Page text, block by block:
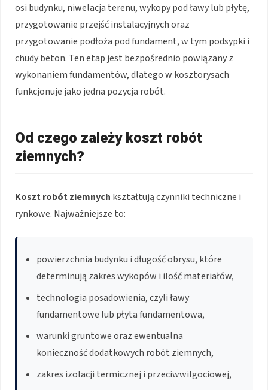
osi budynku, niwelacja terenu, wykopy pod ławy lub płytę,
przygotowanie przejść instalacyjnych oraz
przygotowanie podłoża pod fundament, w tym podsypki i
chudy beton. Ten etap jest bezpośrednio powiązany z
wykonaniem fundamentów, dlatego w kosztorysach
funkcjonuje jako jedna pozycja robót.
Od czego zależy koszt robót
ziemnych?
Koszt robót ziemnych kształtują czynniki techniczne i
rynkowe. Najważniejsze to:
powierzchnia budynku i długość obrysu, które
determinują zakres wykopów i ilość materiałów,
technologia posadowienia, czyli ławy
fundamentowe lub płyta fundamentowa,
warunki gruntowe oraz ewentualna
konieczność dodatkowych robót ziemnych,
zakres izolacji termicznej i przeciwwilgociowej,